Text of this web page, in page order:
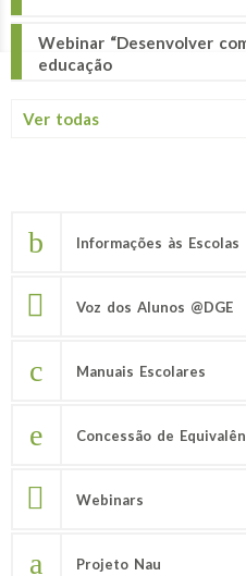
Webinar “Desenvolver
educação
Ver todas
Informações às Escolas
Voz dos Alunos @DGE
Manuais Escolares
Concessão de
Webinars
Projeto Nau